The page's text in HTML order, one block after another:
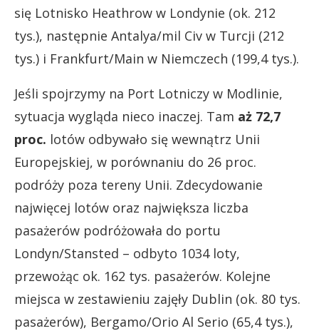
się Lotnisko Heathrow w Londynie (ok. 212
tys.), następnie Antalya/mil Civ w Turcji (212
tys.) i Frankfurt/Main w Niemczech (199,4 tys.).
Jeśli spojrzymy na Port Lotniczy w Modlinie,
sytuacja wygląda nieco inaczej. Tam aż 72,7
proc. lotów odbywało się wewnątrz Unii
Europejskiej, w porównaniu do 26 proc.
podróży poza tereny Unii. Zdecydowanie
najwięcej lotów oraz największa liczba
pasażerów podróżowała do portu
Londyn/Stansted – odbyto 1034 loty,
przewożąc ok. 162 tys. pasażerów. Kolejne
miejsca w zestawieniu zajęły Dublin (ok. 80 tys.
pasażerów), Bergamo/Orio Al Serio (65,4 tys.),